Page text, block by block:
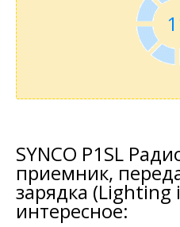
SYNCO P1SL
приемник,
зарядка (Lighting
интересное: